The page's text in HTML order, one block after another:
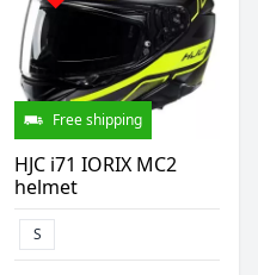
Free shipping
HJC i71 IORIX MC2
helmet
S